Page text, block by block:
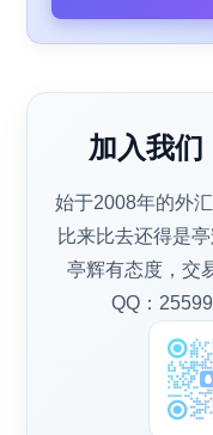
加入我们
始于2008年的外
比来比去还得是
亭辉有态度，交
QQ：